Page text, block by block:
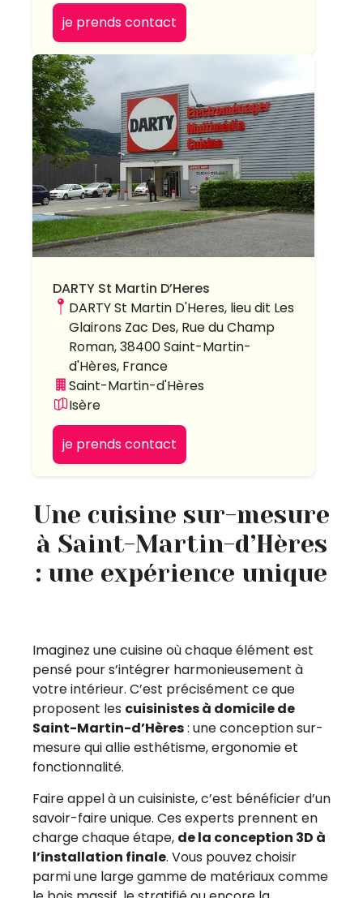
je prends contact
DARTY St Martin D’Heres
DARTY St Martin D'Heres, lieu dit Les
Glairons Zac Des, Rue du Champ
Roman, 38400 Saint-Martin-
d'Hères, France
Saint-Martin-d'Hères
Isère
je prends contact
Une cuisine sur-mesure
à Saint-Martin-d’Hères
: une expérience unique
Imaginez une cuisine où chaque élément est
pensé pour s’intégrer harmonieusement à
votre intérieur. C’est précisément ce que
proposent les cuisinistes à domicile de
Saint-Martin-d’Hères: une conception sur-
mesure qui allie esthétisme, ergonomie et
fonctionnalité.
Faire appel à un cuisiniste, c’est bénéficier d’un
savoir-faire unique. Ces experts prennent en
charge chaque étape, de la conception 3D à
l’installation finale. Vous pouvez choisir
parmi une large gamme de matériaux comme